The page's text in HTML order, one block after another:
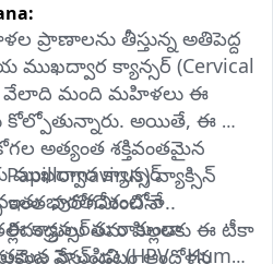
ప్రాణాలను తీస్తున్న అతిపెద్ద
ముఖద్వార క్యాన్సర్ (Cervical
వేలాది మంది మహిళలు ఈ
అయితే, ఈ
అత్యంత శక్తివంతమైన
వ్యాక్సిన్
ఇంత పురోగమించినా..
తమ పిల్లలకు ఈ టీకా
వేస్తుండటం ఆందోళన
ముఖద్వార క్యాన్సర్
భారతదేశంలోనే
క్యాన్సర్‌ను రాకుండా
హెచ్‌పివి (HPV - Human